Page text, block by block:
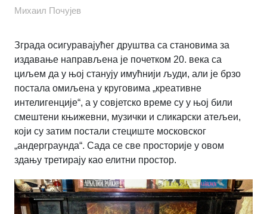
Михаил Почујев
Зграда осигуравајућег друштва са становима за
издавање направљена је почетком 20. века са
циљем да у њој станују имућнији људи, али је брзо
постала омиљена у круговима „креативне
интелигенције“, а у совјетско време су у њој били
смештени књижевни, музички и сликарски атељеи,
који су затим постали стециште московског
„андерграунда“. Сада се све просторије у овом
здању третирају као елитни простор.